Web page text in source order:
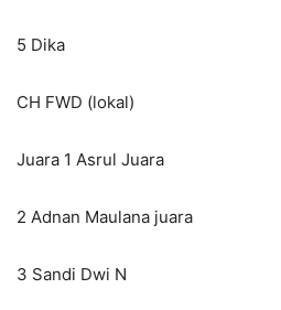
5 Dika
CH FWD (lokal)
Juara 1 Asrul Juara
2 Adnan Maulana juara
3 Sandi Dwi N